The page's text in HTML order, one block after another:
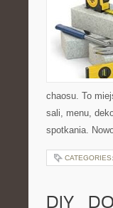
chaosu. To
sali, menu,
spotkania.
CATEGORIES:
DIY –